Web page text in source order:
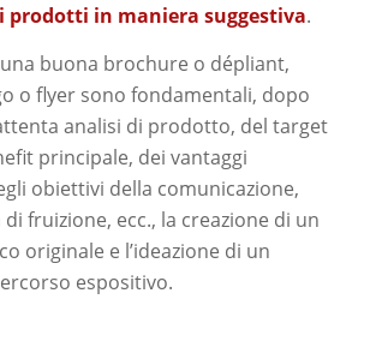
i prodotti in maniera suggestiva.
buona brochure o dépliant,
o flyer sono fondamentali, dopo
analisi di prodotto, del target
principale, dei vantaggi
obiettivi della comunicazione,
fruizione, ecc., la creazione di un
originale e l’ideazione di un
espositivo.